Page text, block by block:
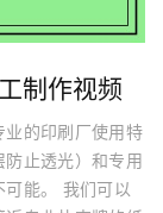
制作视频
的印刷厂使用特
止透光）和专用
能。 我们可以